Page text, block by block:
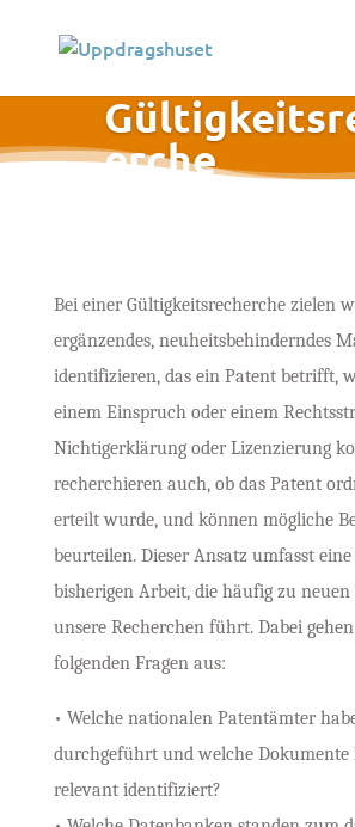
erche
Bei einer Gültigkeitsrecherche zielen
ergänzendes, neuheitsbehinderndes
identifizieren, das ein Patent betrifft,
einem Einspruch oder einem
Nichtigerklärung oder Lizenzierung
recherchieren auch, ob das Patent
erteilt wurde, und können mögliche
beurteilen. Dieser Ansatz umfasst
bisherigen Arbeit, die häufig zu neuen
unsere Recherchen führt. Dabei
folgenden Fragen aus:
• Welche nationalen Patentämter
durchgeführt und welche Dokumente
relevant identifiziert?